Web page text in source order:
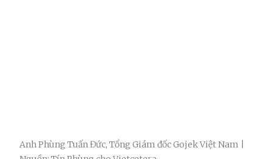
Anh Phùng Tuấn Đức, Tổng Giám đốc Gojek Việt Nam |